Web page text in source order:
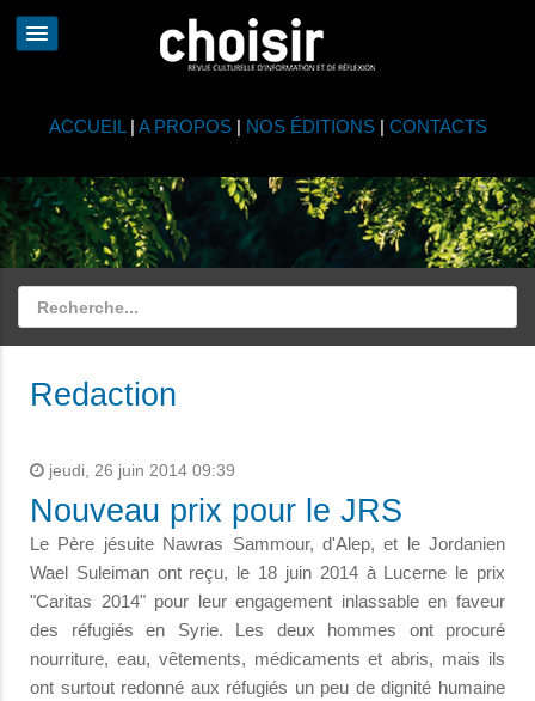
ACCUEIL | A PROPOS| NOS ÉDITIONS| CONTACTS
Redaction
jeudi, 26 juin 2014 09:39
Nouveau prix pour le JRS
Le Père jésuite Nawras Sammour, d'Alep, et le Jordanien
Wael Suleiman ont reçu, le 18 juin 2014 à Lucerne le prix
"Caritas 2014" pour leur engagement inlassable en faveur
des réfugiés en Syrie. Les deux hommes ont procuré
nourriture, eau, vêtements, médicaments et abris, mais ils
ont surtout redonné aux réfugiés un peu de dignité humaine